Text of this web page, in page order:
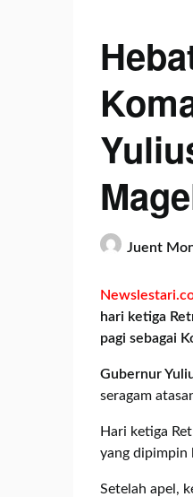
Juent
hari ketiga
pagi sebagai
Gubernur
seragam
Hari ketiga
yang dipimpin
Setelah apel,